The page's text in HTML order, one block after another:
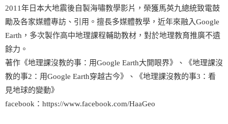
2011年日本大地震後自製海嘯教學影片，榮獲馬英九總統致電鼓
勵及各家媒體專訪、引用。擅長多媒體教學，近年來融入Google
Earth，多次製作高中地理課程輔助教材，對於地理教育推廣不遺
餘力。
著作《地理課沒教的事：用Google Earth大開眼界》、《地理課沒
教的事2：用Google Earth穿越古今》、《地理課沒教的事3：看
見地球的變動》
facebook：https://www.facebook.com/HaaGeo